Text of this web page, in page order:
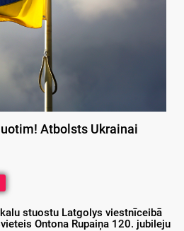
Atbolsts Ukrainai
stuostu Latgolys viestnīceibā
Ontona Rupaiņa 120. jubileju